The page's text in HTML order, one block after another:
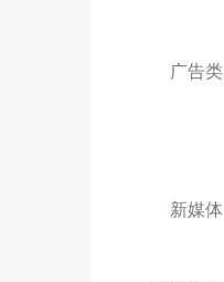
广告类
新媒体